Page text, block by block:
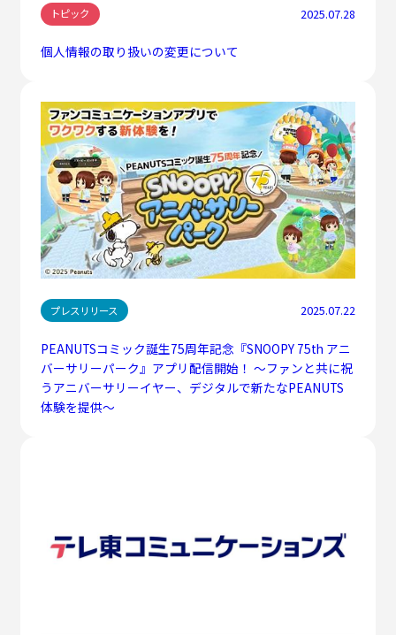
トピック 2025.07.28
個人情報の取り扱いの変更について
プレスリリース 2025.07.22
PEANUTSコミック誕生75周年記念『SNOOPY 75th アニ
バーサリーパーク』アプリ配信開始！ ～ファンと共に祝
うアニバーサリーイヤー、デジタルで新たなPEANUTS
体験を提供～